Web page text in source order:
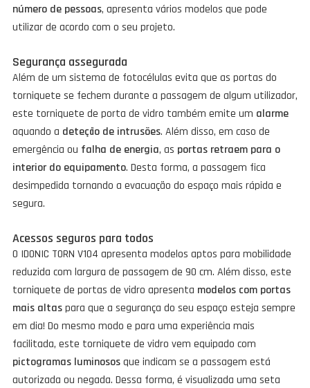
número de pessoas, apresenta vários modelos que pode
utilizar de acordo com o seu projeto.
Segurança assegurada
Além de um sistema de fotocélulas evita que as portas do
torniquete se fechem durante a passagem de algum utilizador,
este torniquete de porta de vidro também emite um alarme
aquando a deteção de intrusões. Além disso, em caso de
emergência ou falha de energia, as portas retraem para o
interior do equipamento. Desta forma, a passagem fica
desimpedida tornando a evacuação do espaço mais rápida e
segura.
Acessos seguros para todos
O IDONIC TORN V104 apresenta modelos aptos para mobilidade
reduzida com largura de passagem de 90 cm. Além disso, este
torniquete de portas de vidro apresenta modelos com portas
mais altaspara que a segurança do seu espaço esteja sempre
em dia! Do mesmo modo e para uma experiência mais
facilitada, este torniquete de vidro vem equipado com
pictogramas luminososque indicam se a passagem está
autorizada ou negada. Dessa forma, é visualizada uma seta